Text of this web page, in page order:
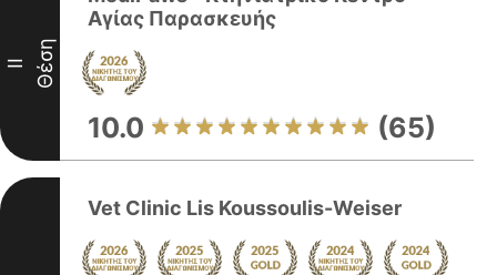
II Θέση
Αγίας Παρασκευής
10.0 (65)
Vet Clinic Lis Koussoulis-Weiser